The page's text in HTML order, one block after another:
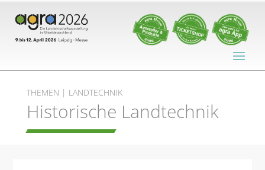
THEMEN | LANDTECHNIK
Historische Landtechnik